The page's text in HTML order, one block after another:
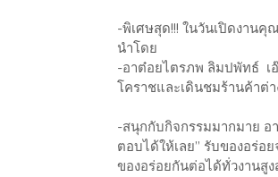
-พิเศษสุด!!! ในวันเปิดงาน
นำโดย
-อาต๋อยไตรภพ ลิมปพัทธ์ เ
โคราชและเดินชมร้านค้าต่
-สนุกกับกิจกรรมมากมาย อ
ตอบได้ให้เลย” รับของอร่อ
ของอร่อยกันต่อได้ทั่วงานสู